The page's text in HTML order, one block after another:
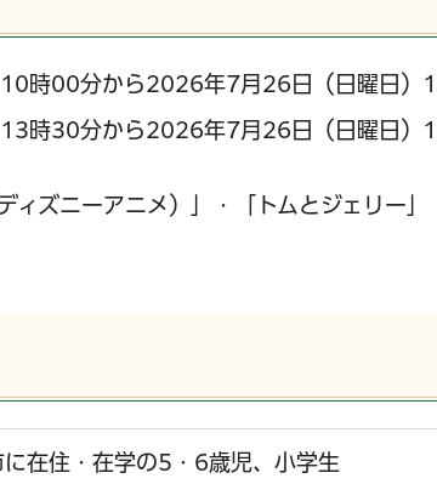
時00分から2026年7月26日（日曜日）
時30分から2026年7月26日（日曜日）
ィズニーアニメ）」・「トムとジェリー
に在住・在学の5・6歳児、小学生